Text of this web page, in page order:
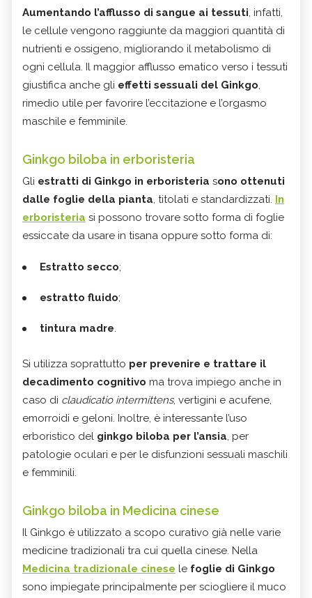
Aumentando l’afflusso di sangue ai tessuti, infatti,
le cellule vengono raggiunte da maggiori quantità di
nutrienti e ossigeno, migliorando il metabolismo di
ogni cellula. Il maggior afflusso ematico verso i tessuti
giustifica anche gli effetti sessuali del Ginkgo,
rimedio utile per favorire l’eccitazione e l’orgasmo
maschile e femminile.
Ginkgo biloba in erboristeria
Gli estratti di Ginkgo in erboristeria sono ottenuti
dalle foglie della pianta, titolati e standardizzati. In
erboristeria si possono trovare sotto forma di foglie
essiccate da usare in tisana oppure sotto forma di:
Estratto secco;
estratto fluido;
tintura madre.
Si utilizza soprattutto per prevenire e trattare il
decadimento cognitivo ma trova impiego anche in
caso di claudicatio intermittens, vertigini e acufene,
emorroidi e geloni. Inoltre, è interessante l’uso
erboristico del ginkgo biloba per l’ansia, per
patologie oculari e per le disfunzioni sessuali maschili
e femminili.
Ginkgo biloba in Medicina cinese
Il Ginkgo è utilizzato a scopo curativo già nelle varie
medicine tradizionali tra cui quella cinese. Nella
Medicina tradizionale cinese le foglie di Ginkgo
sono impiegate principalmente per sciogliere il muco